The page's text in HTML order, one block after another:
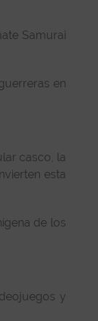
Samurai
en
casco, la
esta
de los
y